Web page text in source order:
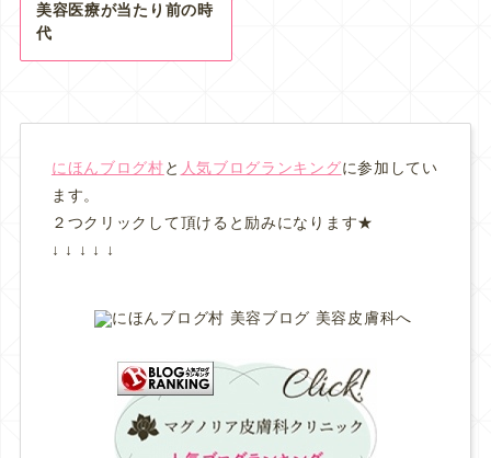
美容医療が当たり前の時
代
にほんブログ村と 人気ブログランキングに参加してい
ます。
２つクリックして頂けると励みになります★
↓ ↓ ↓ ↓ ↓